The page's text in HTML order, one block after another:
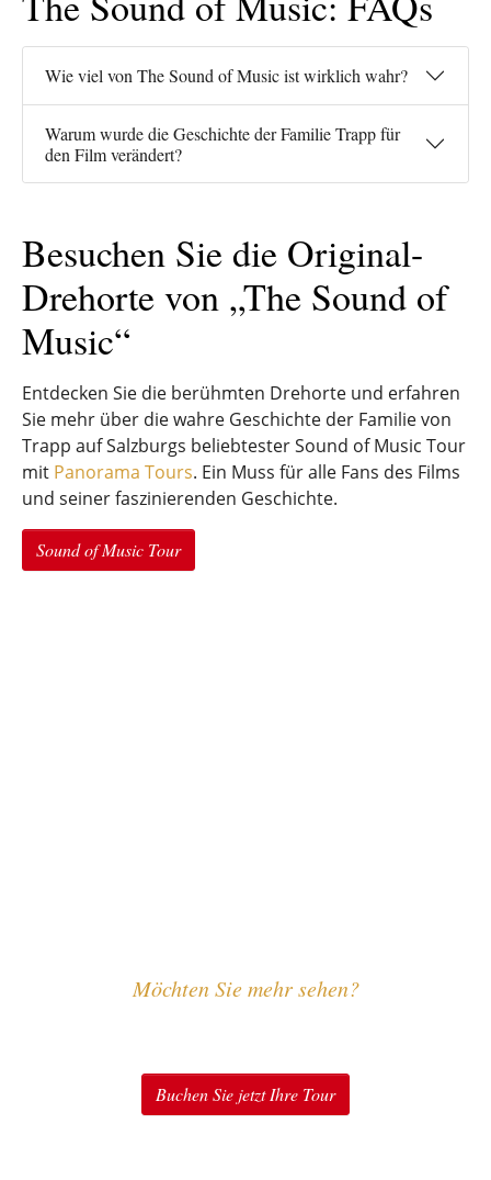
Wie viel von The Sound of Music ist wirklich wahr?
Warum wurde die Geschichte der Familie Trapp für
den Film verändert?
Besuchen Sie die Original-
Drehorte von „The Sound of
Music“
Entdecken Sie die berühmten Drehorte und erfahren
Sie mehr über die wahre Geschichte der Familie von
Trapp auf Salzburgs beliebtester Sound of Music Tour
mit Panorama Tours. Ein Muss für alle Fans des Films
und seiner faszinierenden Geschichte.
Sound of Music Tour
Möchten Sie mehr sehen?
Buchen Sie jetzt Ihre Tour